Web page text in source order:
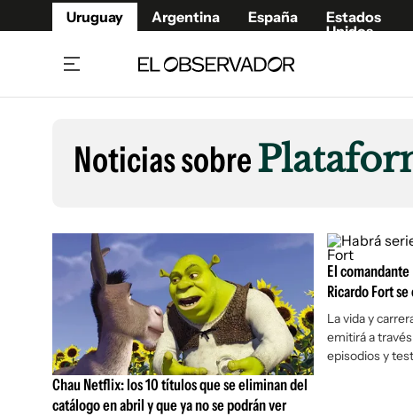
Uruguay Argentina España
Estados
Unidos
Beneficios Member
Café y Negocios
Economía y Empresas
Agro
Brand Studio
Mundo
Cultura y Espectáculos
Fúnebres
Argentina
España
Estados
Noticias sobre
Chau Netflix: los 10 títulos que se eliminan del
catálogo en abril y que ya no se podrán ver
El
Ricardo Fort
La vida y
emitirá a
episodios y